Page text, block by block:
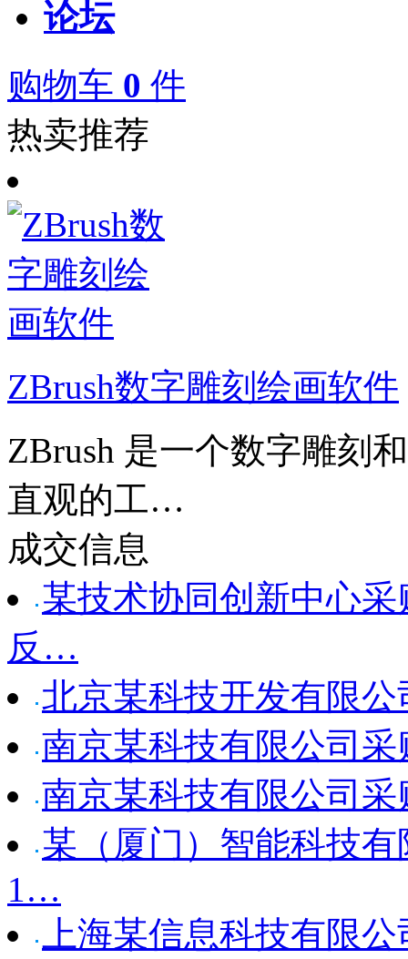
论坛
购物车 0 件
热卖推荐
ZBrush数字雕刻绘画软件
ZBrush 是一个数字雕刻
直观的工…
成交信息
某技术协同创新中心采
反…
北京某科技开发有限
南京某科技有限公司采
南京某科技有限公司采
某（厦门）智能科技
1…
上海某信息科技有限